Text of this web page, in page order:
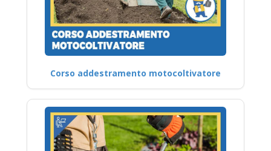
Corso addestramento motocoltivatore